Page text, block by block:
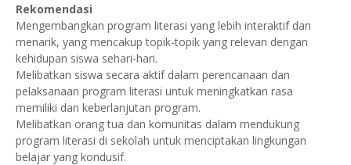
Rekomendasi
Mengembangkan program literasi yang lebih interaktif dan
menarik, yang mencakup topik-topik yang relevan dengan
kehidupan siswa sehari-hari.
Melibatkan siswa secara aktif dalam perencanaan dan
pelaksanaan program literasi untuk meningkatkan rasa
memiliki dan keberlanjutan program.
Melibatkan orang tua dan komunitas dalam mendukung
program literasi di sekolah untuk menciptakan lingkungan
belajar yang kondusif.